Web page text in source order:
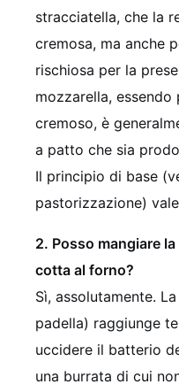
stracciatella, che la
cremosa, ma anche
rischiosa per la
mozzarella,
cremoso, è
a patto che sia
Il principio di base
pastorizzazione)
2. Posso mangiare
cotta al forno?
Sì, assolutamente.
padella) raggiunge
uccidere il batterio
una burrata di cui